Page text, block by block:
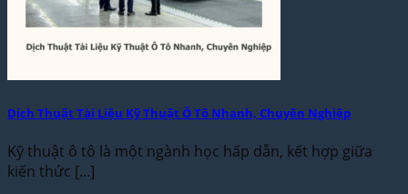
Dịch Thuật Tài Liệu Kỹ Thuật Ô Tô Nhanh, Chuyên Nghiệp
Kỹ thuật ô tô là một ngành học hấp dẫn, kết hợp giữa
kiến thức [...]